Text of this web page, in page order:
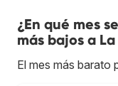
¿En qué mes
más bajos a
El mes más barato